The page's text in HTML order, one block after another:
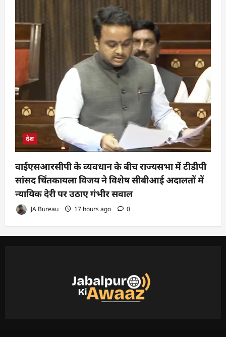
देश
वाईएसआरसीपी के व्यवधान के बीच राज्यसभा में टीडीपी
सांसद चिंतकायला विजय ने विशेष सीबीआई अदालतों में
न्यायिक देरी पर उठाए गंभीर सवाल
JA Bureau 17 hours ago 0